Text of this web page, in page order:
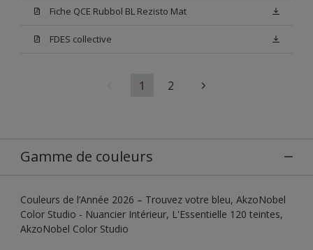
Fiche QCE Rubbol BL Rezisto Mat
FDES collective
1 2
Gamme de couleurs
Couleurs de l’Année 2026 – Trouvez votre bleu, AkzoNobel
Color Studio - Nuancier Intérieur, L'Essentielle 120 teintes,
AkzoNobel Color Studio